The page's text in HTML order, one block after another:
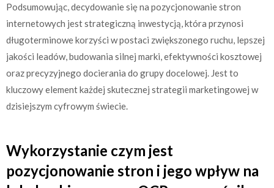
Podsumowując, decydowanie się na pozycjonowanie stron
internetowych jest strategiczną inwestycją, która przynosi
długoterminowe korzyści w postaci zwiększonego ruchu, lepszej
jakości leadów, budowania silnej marki, efektywności kosztowej
oraz precyzyjnego docierania do grupy docelowej. Jest to
kluczowy element każdej skutecznej strategii marketingowej w
dzisiejszym cyfrowym świecie.
Wykorzystanie czym jest
pozycjonowanie stron i jego wpływ na